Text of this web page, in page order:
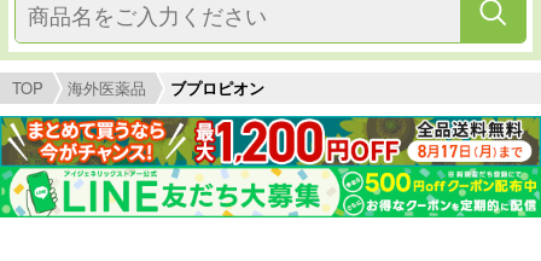
TOP 海外医薬品 ブプロピオン